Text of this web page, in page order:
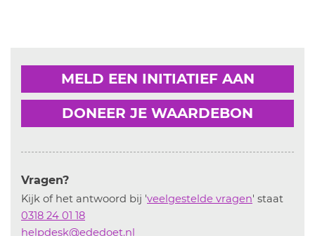
MELD EEN INITIATIEF AAN
DONEER JE WAARDEBON
Vragen?
Kijk of het antwoord bij 'veelgestelde vragen' staat
0318 24 01 18
helpdesk@ededoet.nl